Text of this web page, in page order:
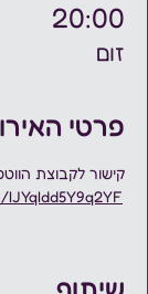
20:00
זום
פרטי
קישור לקבוצת